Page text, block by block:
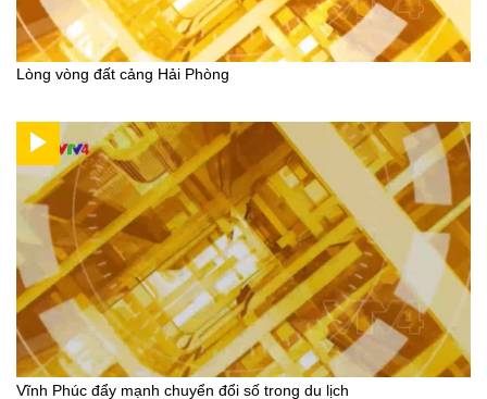
Lòng vòng đất cảng Hải Phòng
Vĩnh Phúc đẩy mạnh chuyển đổi số trong du lịch